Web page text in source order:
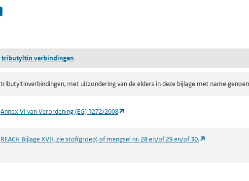
tributyltin verbindingen
tributyltinverbindingen, met uitzondering van de elders in deze bijlage met name
Annex VI van Verordening (EG) 1272/2008
REACH Bijlage XVII, zie stof(groep) of mengsel nr. 28 en/of 29 en/of 30.